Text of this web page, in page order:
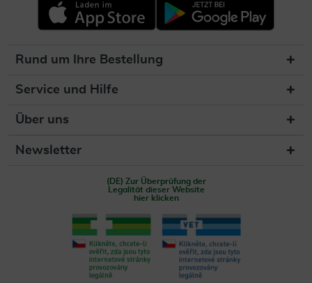
Rund um Ihre Bestellung
Service und Hilfe
Über uns
Newsletter
(DE) Zur Überprüfung der
Legalität dieser Website
hier klicken